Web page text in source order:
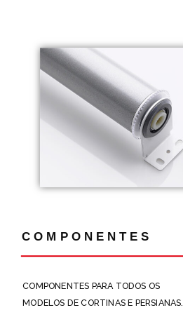
COMPONENTES
COMPONENTES PARA TODOS OS
MODELOS DE CORTINAS E PERSIANAS.